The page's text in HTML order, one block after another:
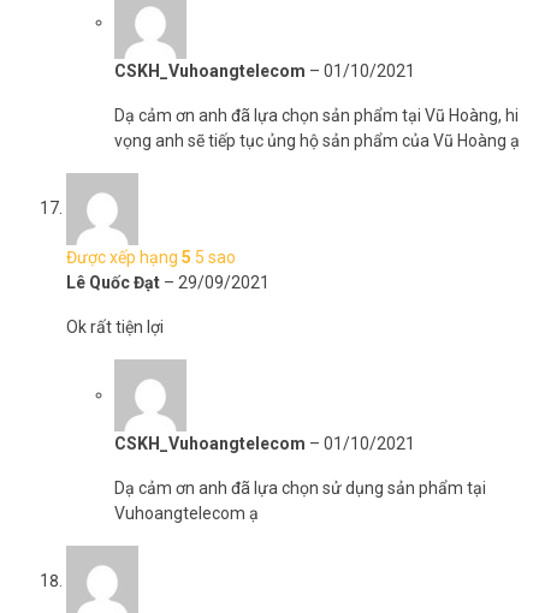
CSKH_Vuhoangtelecom – 01/10/2021
Dạ cảm ơn anh đã lựa chọn sản phẩm tại Vũ Hoàng, hi
vọng anh sẽ tiếp tục ủng hộ sản phẩm của Vũ Hoàng ạ
Được xếp hạng 5 5 sao
Lê Quốc Đạt – 29/09/2021
Ok rất tiện lợi
CSKH_Vuhoangtelecom – 01/10/2021
Dạ cảm ơn anh đã lựa chọn sử dụng sản phẩm tại
Vuhoangtelecom ạ